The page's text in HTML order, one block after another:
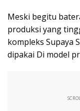
Meski begitu
produksi yang
kompleks Supaya
dipakai Di model